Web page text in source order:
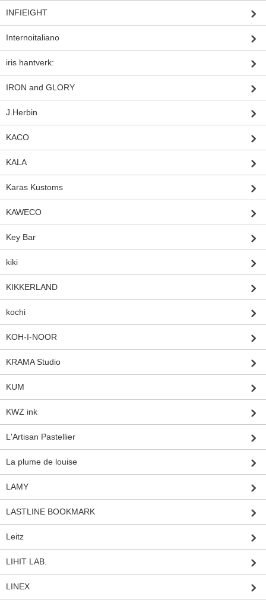
INFIEIGHT
Internoitaliano
iris hantverk:
IRON and GLORY
J.Herbin
KACO
KALA
Karas Kustoms
KAWECO
Key Bar
kiki
KIKKERLAND
kochi
KOH-I-NOOR
KRAMA Studio
KUM
KWZ ink
L'Artisan Pastellier
La plume de louise
LAMY
LASTLINE BOOKMARK
Leitz
LIHIT LAB.
LINEX